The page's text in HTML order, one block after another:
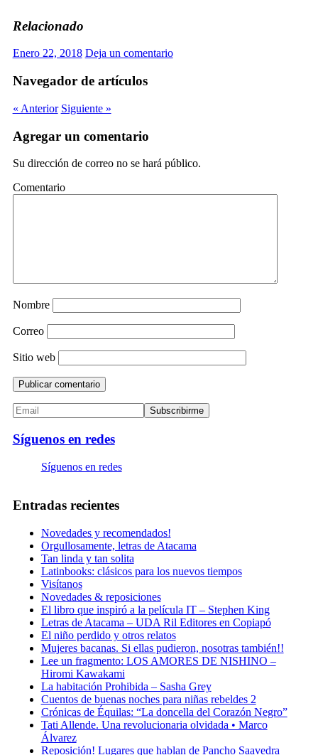
Relacionado
Enero 22, 2018 Deja un comentario
Navegador de artículos
« Anterior Siguiente »
Agregar un comentario
Su dirección de correo no se hará público.
Comentario
Nombre
Correo
Sitio web
Síguenos en redes
Síguenos en redes
Entradas recientes
Novedades y recomendados!
Orgullosamente, letras de Atacama
Tan linda y tan solita
Latinbooks: clásicos para los nuevos tiempos
Visítanos
Novedades & reposiciones
El libro que inspiró a la película IT – Stephen King
Letras de Atacama – UDA Ril Editores en Copiapó
El niño perdido y otros relatos
Mujeres bacanas. Si ellas pudieron, nosotras también!!
Lee un fragmento: LOS AMORES DE NISHINO –
Hiromi Kawakami
La habitación Prohibida – Sasha Grey
Cuentos de buenas noches para niñas rebeldes 2
Crónicas de Équilas: “La doncella del Corazón Negro”
Tati Allende. Una revolucionaria olvidada • Marco
Álvarez
Reposición! Lugares que hablan de Pancho Saavedra